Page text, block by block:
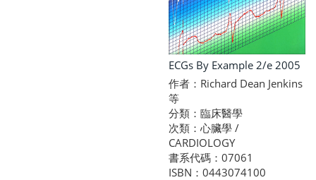
ECGs By Example 2/e 2005
作者：Richard Dean Jenkins
等
分類：臨床醫學
次類：心臟學 /
CARDIOLOGY
書系代碼：07061
ISBN：0443074100